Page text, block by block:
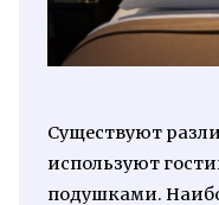
Существуют
используют
подушками.